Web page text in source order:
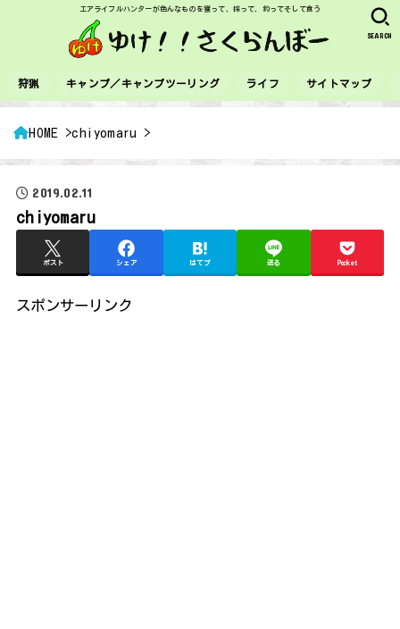
エアライフルハンターが色んなものを獲って、採って、釣ってそして食う
狩猟 キャンプ／キャンプツーリング ライフ サイトマップ
SEARCH
HOME chiyomaru
2019.02.11
chiyomaru
ポスト シェア はてブ 送る Pocket
スポンサーリンク